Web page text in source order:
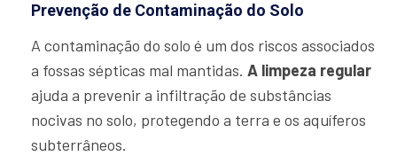
Prevenção de Contaminação do Solo
A contaminação do solo é um dos riscos associados
a fossas sépticas mal mantidas. A limpeza regular
ajuda a prevenir a infiltração de substâncias
nocivas no solo, protegendo a terra e os aquíferos
subterrâneos.